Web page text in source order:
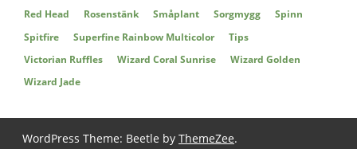
Red Head
Rosenstänk Småplant Sorgmygg
Spinn
Spitfire
Superfine Rainbow Multicolor
Tips
Victorian Ruffles
Wizard Coral Sunrise
Wizard Golden
Wizard Jade
WordPress Theme: Beetle by ThemeZee.